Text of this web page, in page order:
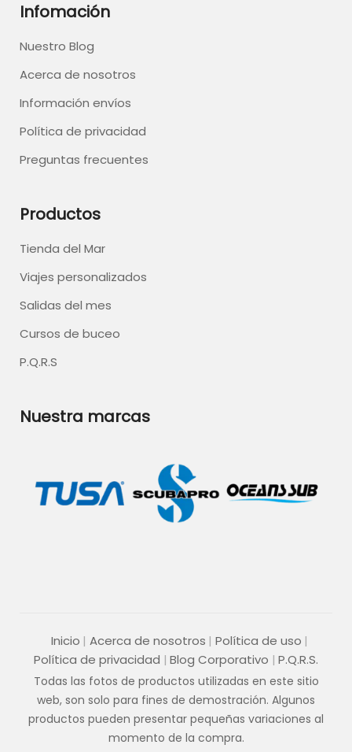
Infomación
Nuestro Blog
Acerca de nosotros
Información envíos
Política de privacidad
Preguntas frecuentes
Productos
Tienda del Mar
Viajes personalizados
Salidas del mes
Cursos de buceo
P.Q.R.S
Nuestra marcas
Inicio Acerca de nosotros
Política de uso
Política de privacidad
Blog Corporativo P.Q.R.S.
Todas las fotos de productos utilizadas en este sitio
web, son solo para fines de demostración. Algunos
productos pueden presentar pequeñas variaciones al
momento de la compra.